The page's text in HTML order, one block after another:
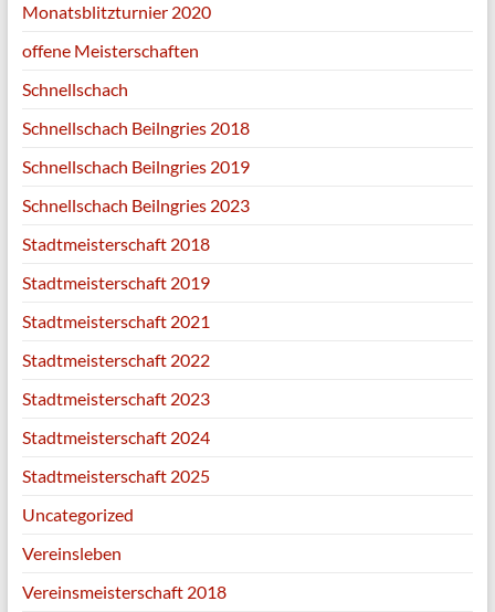
Monatsblitzturnier 2020
offene Meisterschaften
Schnellschach
Schnellschach Beilngries 2018
Schnellschach Beilngries 2019
Schnellschach Beilngries 2023
Stadtmeisterschaft 2018
Stadtmeisterschaft 2019
Stadtmeisterschaft 2021
Stadtmeisterschaft 2022
Stadtmeisterschaft 2023
Stadtmeisterschaft 2024
Stadtmeisterschaft 2025
Uncategorized
Vereinsleben
Vereinsmeisterschaft 2018